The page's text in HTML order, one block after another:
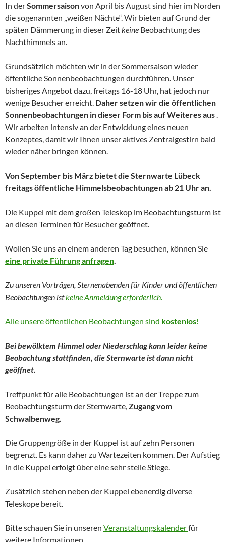
In derSommersaisonvon April bis August sind hier im Norden
die sogenannten „weißen Nächte“. Wir bieten auf Grund der
späten Dämmerung in dieser Zeitkeine Beobachtung des
Nachthimmels an.
Grundsätzlich möchten wir in der Sommersaison wieder
öffentliche Sonnenbeobachtungen durchführen. Unser
bisheriges Angebot dazu, freitags 16-18 Uhr, hat jedoch nur
wenige Besucher erreicht. Daher setzen wir die öffentlichen
Sonnenbeobachtungen in dieser Form bis auf Weiteres aus.
Wir arbeiten intensiv an der Entwicklung eines neuen
Konzeptes, damit wir Ihnen unser aktives Zentralgestirn bald
wieder näher bringen können.
Von September bis März bietet die Sternwarte Lübeck
freitags öffentliche Himmelsbeobachtungen ab 21 Uhr an.
Die Kuppel mit dem großen Teleskop im Beobachtungsturm ist
an diesen Terminen für Besucher geöffnet.
Wollen Sie uns an einem anderen Tag besuchen, können Sie
eine private Führung anfragen.
Zu unseren Vorträgen, Sternenabenden für Kinder undöffentlichen
Beobachtungen istkeine Anmeldung erforderlich.
Alle unsere öffentlichen Beobachtungen sind kostenlos!
Bei bewölktem Himmel oder Niederschlag kann leider keine
Beobachtung stattfinden, die Sternwarte ist dann nicht
geöffnet.
Treffpunkt für alle Beobachtungen ist an der Treppe zum
Beobachtungsturm der Sternwarte,Zugang vom
Schwalbenweg.
Die Gruppengröße in der Kuppel ist auf zehn Personen
begrenzt. Es kann daher zu Wartezeiten kommen. Der Aufstieg
in die Kuppel erfolgt über eine sehr steile Stiege.
Zusätzlich stehen neben der Kuppel ebenerdig diverse
Teleskope bereit.
Bitte schauen Sie in unseren Veranstaltungskalenderfür
weitere Informationen.